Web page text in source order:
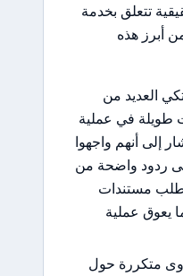
تتعلق بخدمة
أبرز هذه
العديد من
طويلة في عملية
إلى أنهم واجهوا
ردود واضحة من
طلب مستندات
يعوق عملية
متكررة حول